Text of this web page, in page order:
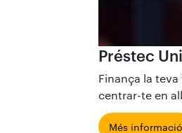
Préstec
Finança la
centrar-te en
Més informació